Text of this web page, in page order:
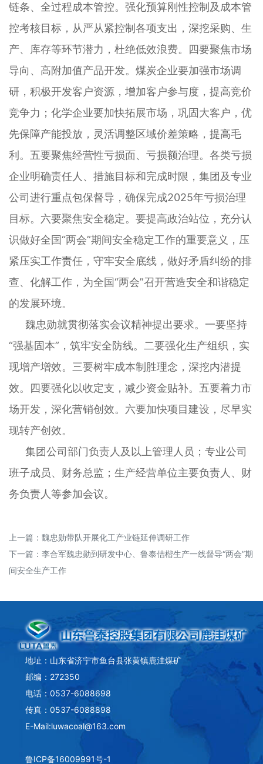
链条、全过程成本管控。强化预算刚性控制及成本管
控考核目标，从严从紧控制各项支出，深挖采购、生
产、库存等环节潜力，杜绝低效浪费。四要聚焦市场
导向、高附加值产品开发。煤炭企业要加强市场调
研，积极开发客户资源，增加客户参与度，提高竞价
竞争力；化学企业要加快拓展市场，巩固大客户，优
先保障产能投放，灵活调整区域价差策略，提高毛
利。五要聚焦经营性亏损面、亏损额治理。各类亏损
企业明确责任人、措施目标和完成时限，集团及专业
公司进行重点包保督导，确保完成2025年亏损治理
目标。六要聚焦安全稳定。要提高政治站位，充分认
识做好全国“两会”期间安全稳定工作的重要意义，压
紧压实工作责任，守牢安全底线，做好矛盾纠纷的排
查、化解工作，为全国“两会”召开营造安全和谐稳定
的发展环境。
魏忠勋就贯彻落实会议精神提出要求。一要坚持
“强基固本”，筑牢安全防线。二要强化生产组织，实
现增产增效。三要树牢成本制胜理念，深挖内潜提
效。四要强化以收定支，减少资金贴补。五要着力市
场开发，深化营销创效。六要加快项目建设，尽早实
现转产创效。
集团公司部门负责人及以上管理人员；专业公司
班子成员、财务总监；生产经营单位主要负责人、财
务负责人等参加会议。
上一篇： 魏忠勋带队开展化工产业链延伸调研工作
下一篇： 李合军魏忠勋到研发中心、鲁泰佶楷生产一线督导“两会”期
间安全生产工作
地址：山东省济宁市鱼台县张黄镇鹿洼煤矿
邮编：272350
电话：0537-6088698
传真：0537-6088898
E-Mail:luwacoal@163.com
鲁ICP备16009991号-1